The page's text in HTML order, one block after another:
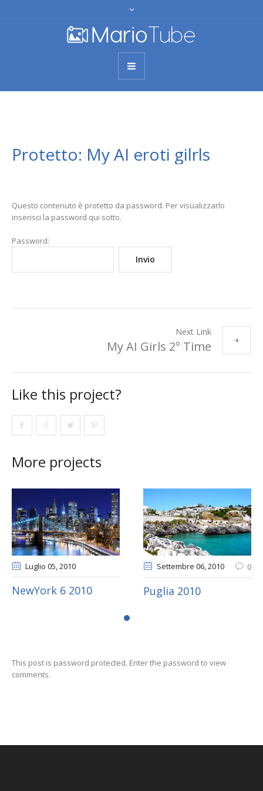
Protetto: My AI eroti gilrls
Questo contenuto è protetto da password. Per visualizzarlo
inserisci la password qui sotto.
Password:
Next Link
My AI Girls 2° Time
Like this project?
More projects
Luglio 05, 2010
NewYork 6 2010
Settembre 06, 2010 0
Puglia 2010
This post is password protected. Enter the password to view
comments.